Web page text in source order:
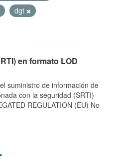
dgt
en formato LOD
suministro de información de
con la seguridad (SRTI)
REGULATION (EU) No